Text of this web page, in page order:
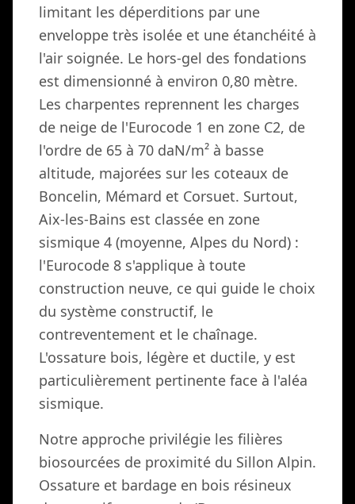
limitant les déperditions par une
enveloppe très isolée et une étanchéité à
l'air soignée. Le hors-gel des fondations
est dimensionné à environ 0,80 mètre.
Les charpentes reprennent les charges
de neige de l'Eurocode 1 en zone C2, de
l'ordre de 65 à 70 daN/m² à basse
altitude, majorées sur les coteaux de
Boncelin, Mémard et Corsuet. Surtout,
Aix-les-Bains est classée en zone
sismique 4 (moyenne, Alpes du Nord) :
l'Eurocode 8 s'applique à toute
construction neuve, ce qui guide le choix
du système constructif, le
contreventement et le chaînage.
L'ossature bois, légère et ductile, y est
particulièrement pertinente face à l'aléa
sismique.
Notre approche privilégie les filières
biosourcées de proximité du Sillon Alpin.
Ossature et bardage en bois résineux